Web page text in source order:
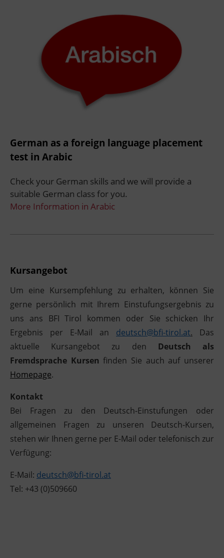
German as a foreign language placement
test in Arabic
Check your German skills and we will provide a
suitable German class for you.
More Information in Arabic
Kursangebot
Um eine Kursempfehlung zu erhalten, können Sie
gerne persönlich mit Ihrem Einstufungsergebnis zu
uns ans BFI Tirol kommen oder Sie schicken Ihr
Ergebnis per E-Mail an deutsch@bfi-tirol.at. Das
aktuelle Kursangebot zu den Deutsch als
Fremdsprache Kursenfinden Sie auch auf unserer
Homepage.
Kontakt
Bei Fragen zu den Deutsch-Einstufungen oder
allgemeinen Fragen zu unseren Deutsch-Kursen,
stehen wir Ihnen gerne per E-Mail oder telefonisch zur
Verfügung:
E-Mail: deutsch@bfi-tirol.at
Tel: +43 (0)509660